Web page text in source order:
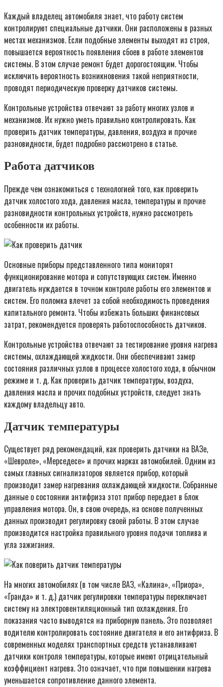
Каждый владелец автомобиля знает, что работу систем
контролируют специальные датчики. Они расположены в разных
местах механизмов. Если подобные элементы выходят из строя,
повышается вероятность появления сбоев в работе элементов
системы. В этом случае ремонт будет дорогостоящим. Чтобы
исключить вероятность возникновения такой неприятности,
проводят периодическую проверку датчиков системы.
Контрольные устройства отвечают за работу многих узлов и
механизмов. Их нужно уметь правильно контролировать. Как
проверить датчик температуры, давления, воздуха и прочие
разновидности, будет подробно рассмотрено в статье.
Работа датчиков
Прежде чем ознакомиться с технологией того, как проверить
датчик холостого хода, давления масла, температуры и прочие
разновидности контрольных устройств, нужно рассмотреть
особенности их работы.
Основные приборы представленного типа мониторят
функционирование мотора и сопутствующих систем. Именно
двигатель нуждается в точном контроле работы его элементов и
систем. Его поломка влечет за собой необходимость проведения
капитального ремонта. Чтобы избежать больших финансовых
затрат, рекомендуется проверять работоспособность датчиков.
Контрольные устройства отвечают за тестирование уровня нагрева
системы, охлаждающей жидкости. Они обеспечивают замер
состояния различных узлов в процессе холостого хода, в обычном
режиме и т. д. Как проверить датчик температуры, воздуха,
давления масла и прочих подобных устройств, следует знать
каждому владельцу авто.
Датчик температуры
Существует ряд рекомендаций, как проверить датчики на ВАЗе,
«Шевроле», «Мерседесе» и прочих марках автомобилей. Одним из
самых главных сигнализаторов является прибор, который
производит замер нагревания охлаждающей жидкости. Собранные
данные о состоянии антифриза этот прибор передает в блок
управления мотора. Он, в свою очередь, на основе полученных
данных производит регулировку своей работы. В этом случае
производится настройка правильного уровня подачи топлива и
угла зажигания.
На многих автомобилях (в том числе ВАЗ, «Калина», «Приора»,
«Гранда» и т. д.) датчик регулировки температуры переключает
систему на электровентиляционный тип охлаждения. Его
показания часто выводятся на приборную панель. Это позволяет
водителю контролировать состояние двигателя и его антифриза. В
современных моделях транспортных средств устанавливают
датчики контроля температуры, которые имеют отрицательный
коэффициент нагрева. Это означает, что при повышении нагрева
уменьшается сопротивление данного элемента.